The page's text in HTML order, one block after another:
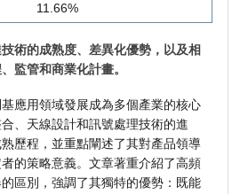
11.66%
術的成熟度、差異化優勢，以及相
監管和商業化計畫。
應用領域發展成為多個產業的核心
、天線設計和訊號處理技術的進
歷程，並重點闡述了其對產品領導
的策略意義。文章著重介紹了高頻
區別，強調了其獨特的優勢：既能